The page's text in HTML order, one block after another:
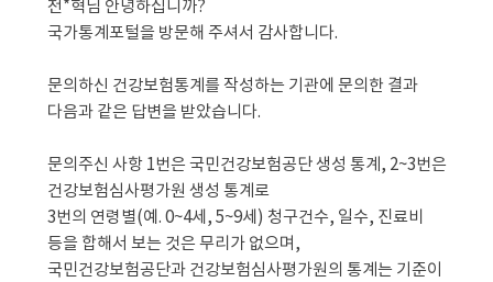
전*혁님 안녕하십니까?
국가통계포털을 방문해 주셔서 감사합니다.
문의하신 건강보험통계를 작성하는 기관에 문의한 결과
다음과 같은 답변을 받았습니다.
문의주신 사항 1번은 국민건강보험공단 생성 통계, 2~3번은
건강보험심사평가원 생성 통계로
3번의 연령별(예. 0~4세, 5~9세) 청구건수, 일수, 진료비
등을 합해서 보는 것은 무리가 없으며,
국민건강보험공단과 건강보험심사평가원의 통계는 기준이